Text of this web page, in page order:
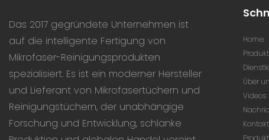
Das 2017 gegründete Unternehmen ist
auf die intelligente Fertigung von
Mikrofaser-Reinigungsprodukten
spezialisiert. Es ist ein moderner Hersteller
und Lieferant von Mikrofasertüchern und
Reinigungstüchern, der unabhängige
Forschung und Entwicklung, schlanke
Home
Über
Videos
Kontakt